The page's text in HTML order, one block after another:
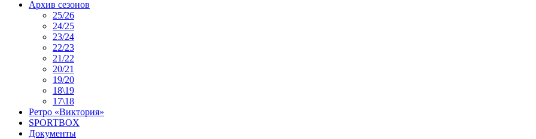
Архив сезонов
25/26
24/25
23/24
22/23
21/22
20/21
19/20
18\19
17\18
Ретро «Виктория»
SPORTBOX
Документы